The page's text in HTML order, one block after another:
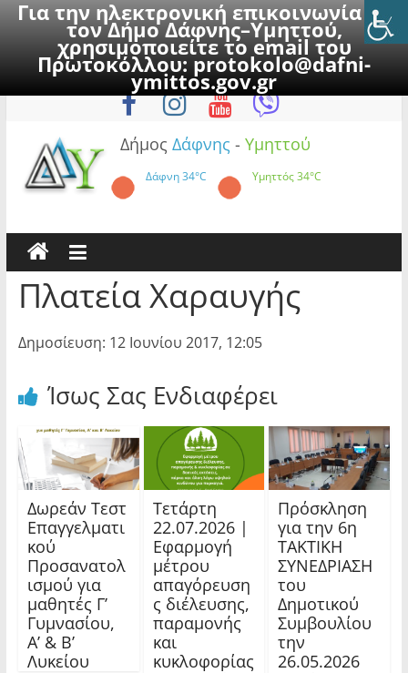
Για την ηλεκτρονική επικοινωνία με
τον Δήμο Δάφνης–Υμηττού,
χρησιμοποιείτε το email του
Πρωτοκόλλου:protokolo@dafni-
ymittos.gov.gr
to
Παρασκευή, 7 Αυγούστου 2026
Δήμος Δάφνης - Υμηττού
Δάφνη34°C Υμηττός34°C
Πλατεία Χαραυγής
Δημοσίευση: 12 Ιουνίου 2017, 12:05
Ίσως Σας Ενδιαφέρει
Δωρεάν Τεστ
Επαγγελματι
κού
Προσανατολ
ισμού για
μαθητές Γ’
Γυμνασίου,
Α’ & Β’
Λυκείου
Τετάρτη
22.07.2026 |
Εφαρμογή
μέτρου
απαγόρευση
ς διέλευσης,
παραμονής
και
κυκλοφορίας
Πρόσκληση
για την 6η
ΤΑΚΤΙΚΗ
ΣΥΝΕΔΡΙΑΣΗ
του
Δημοτικού
Συμβουλίου
την
26.05.2026